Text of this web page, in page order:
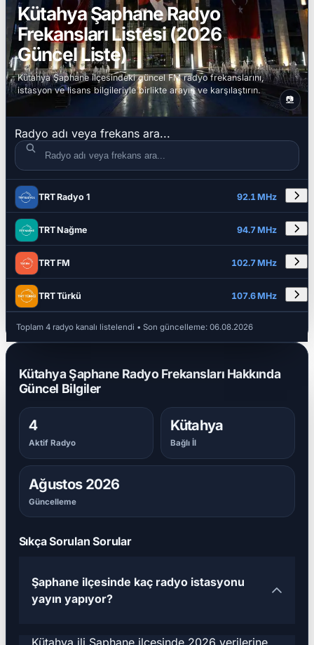
📷
Kütahya Şaphane Radyo
Frekansları Listesi (2026
Güncel Liste)
Kütahya Şaphane ilçesindeki güncel FM radyo frekanslarını,
istasyon ve lisans bilgileriyle birlikte arayın ve karşılaştırın.
Radyo adı veya frekans ara...
RADYO ADI DETAYLAR
TRT Radyo 1 92.1 MHz
TRT Nağme 94.7 MHz
TRT FM 102.7 MHz
TRT Türkü 107.6 MHz
Toplam 4 radyo kanalı listelendi • Son güncelleme:06.08.2026
Kütahya Şaphane Radyo Frekansları Hakkında
Güncel Bilgiler
4
Aktif Radyo
Kütahya
Bağlı İl
Ağustos 2026
Güncelleme
Sıkça Sorulan Sorular
Şaphane ilçesinde kaç radyo istasyonu
yayın yapıyor?